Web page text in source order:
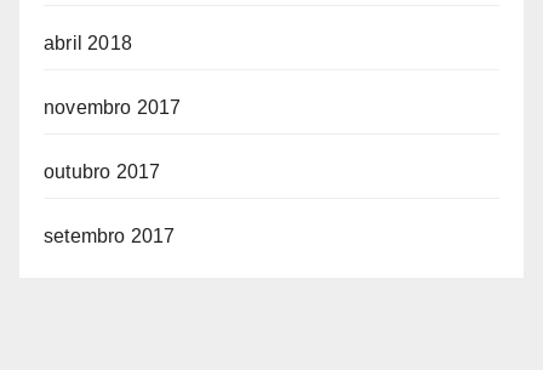
abril 2018
novembro 2017
outubro 2017
setembro 2017